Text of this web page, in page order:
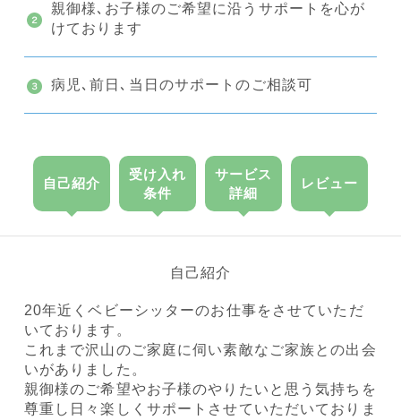
親御様､お子様のご希望に沿うサポートを心が
けております
病児､前日､当日のサポートのご相談可
自己紹介
受け入れ
条件
サービス
詳細
レビュー
自己紹介
20年近くベビーシッターのお仕事をさせていただ
いております。
これまで沢山のご家庭に伺い素敵なご家族との出会
いがありました。
親御様のご希望やお子様のやりたいと思う気持ちを
尊重し日々楽しくサポートさせていただいておりま